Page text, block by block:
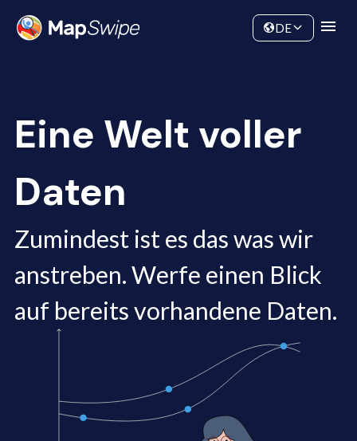
Community
DE
Eine Welt voller
Daten
Zumindest ist es das was wir
anstreben. Werfe einen Blick
auf bereits vorhandene Daten.